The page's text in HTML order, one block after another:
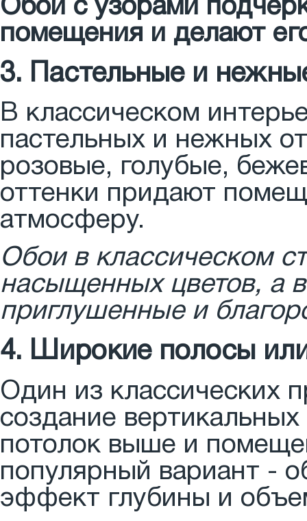
Обои с узорами
помещения и делают
3. Пастельные и
В классическом
пастельных и нежных
розовые, голубые,
оттенки придают
атмосферу.
Обои в классическом
насыщенных цветов, а
приглушенные и
4. Широкие полосы
Один из классических
создание
потолок выше и
популярный вариант -
эффект глубины и